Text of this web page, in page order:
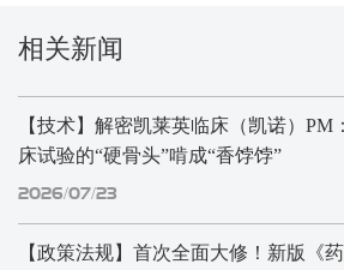
相关新闻
【技术】解密凯莱英临床（凯诺）PM
床试验的“硬骨头”啃成“香饽饽”
2026/07/23
【政策法规】首次全面大修！新版《